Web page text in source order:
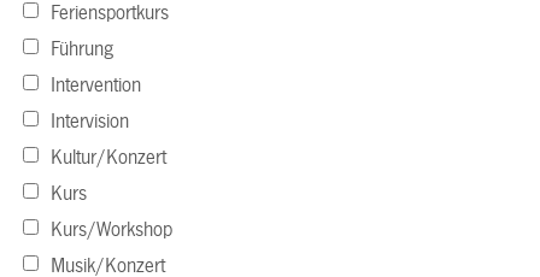
Feriensportkurs
Führung
Intervention
Intervision
Kultur/Konzert
Kurs
Kurs/Workshop
Musik/Konzert